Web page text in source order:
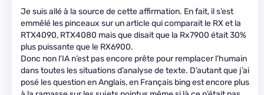
Je suis allé à la source de cette affirmation. En fait, il s’est
emmêlé les pinceaux sur un article qui comparait le RX et la
RTX4090, RTX4080 mais que disait que la Rx7900 était 30%
plus puissante que le RX6900.
Donc non l’IA n’est pas encore prête pour remplacer l’humain
dans toutes les situations d’analyse de texte. D’autant que j’ai
posé les question en Anglais, en Français bing est encore plus